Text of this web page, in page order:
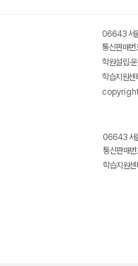
06643 서
통신판매
학원설립·
학습지원
06643 서
통신판매
학습지원